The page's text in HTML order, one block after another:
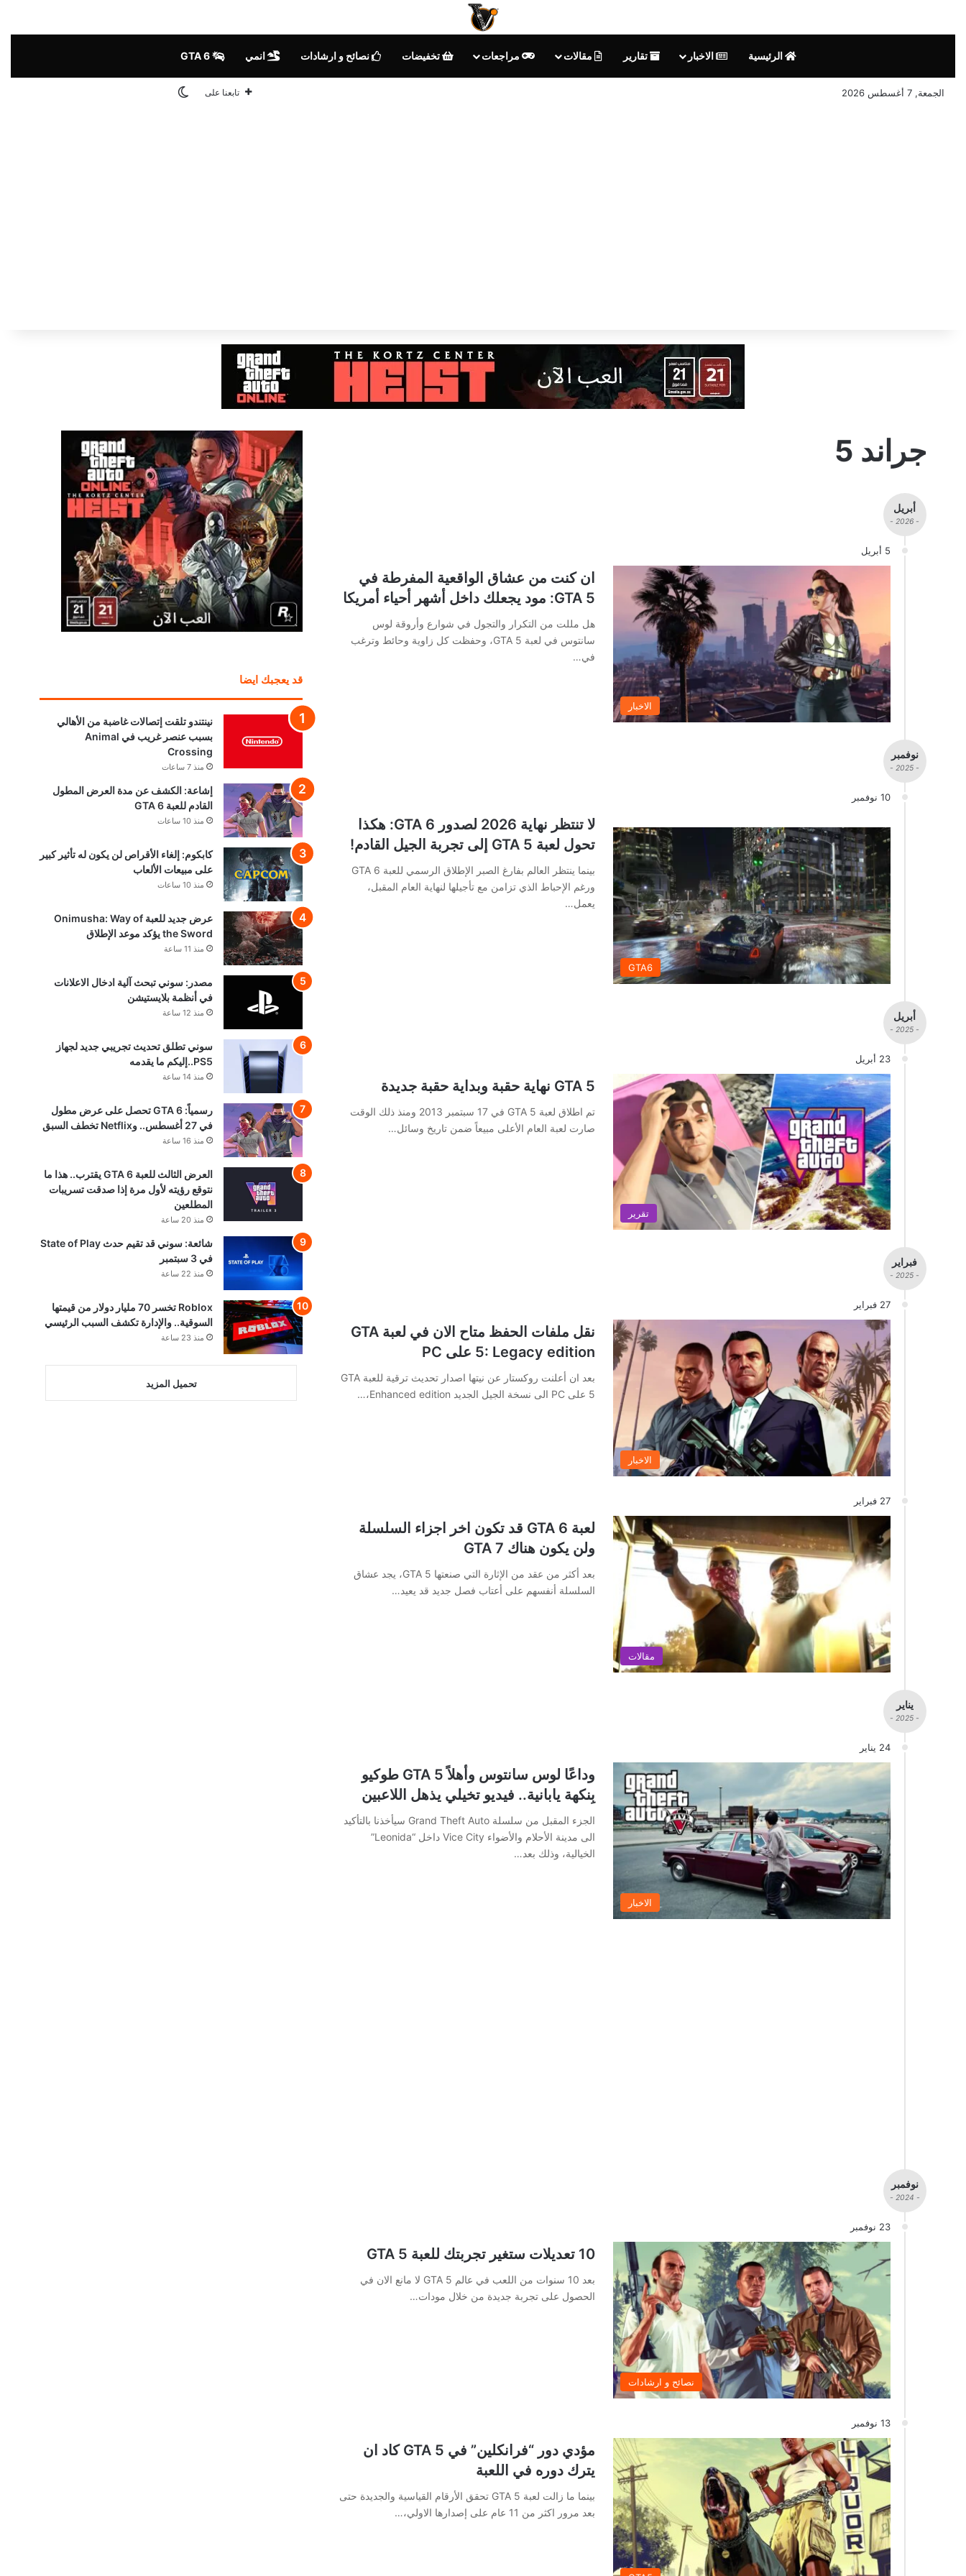
الرئيسية الاخبار تقارير مقالات مراجعات تخفيضات نصائح و ارشادات انمي
الجمعة, 7 أغسطس 2026 تابعنا على الوضع المظلم
جراند 5
أبريل
- 2026 -
5 أبريل
الاخبار
ان كنت من عشاق الواقعية المفرطة في
GTA 5: مود يجعلك داخل أشهر أحياء أمريكا
هل مللت من التكرار والتجول في شوارع وأروقة لوس
سانتوس في لعبة GTA 5، وحفظت كل زاوية وحائط وترغب
في…
نوفمبر
- 2025 -
10 نوفمبر
GTA6
لا تنتظر نهاية 2026 لصدور GTA 6: هكذا
تحول لعبة GTA 5 إلى تجربة الجيل القادم!
بينما ينتظر العالم بفارغ الصبر الإطلاق الرسمي للعبة GTA 6
ورغم الإحباط الذي تزامن مع تأجيلها لنهاية العام المقبل،
يعمل…
أبريل
- 2025 -
23 أبريل
تقرير
GTA 5 نهاية حقبة وبداية حقبة جديدة
تم اطلاق لعبة GTA 5 في 17 سبتمبر 2013 ومنذ ذلك الوقت
صارت لعبة العام الأعلى مبيعاً ضمن تاريخ وسائل…
فبراير
- 2025 -
27 فبراير
الاخبار
نقل ملفات الحفظ متاح الان في لعبة GTA
5: Legacy edition على PC
بعد ان أعلنت روكستار عن نيتها اصدار تحديث ترقية للعبة GTA
5 على PC الى نسخة الجيل الجديد Enhanced edition،…
27 فبراير
مقالات
لعبة GTA 6 قد تكون اخر اجزاء السلسلة
ولن يكون هناك GTA 7
بعد أكثر من عقد من الإثارة التي صنعتها GTA 5، يجد عشاق
السلسلة أنفسهم على أعتاب فصل جديد قد يعيد…
يناير
- 2025 -
24 يناير
الاخبار
وداعًا لوس سانتوس وأهلاً GTA 5 طوكيو
بِنكهة يابانية.. فيديو تخيلي يذهل اللاعبين
الجزء المقبل من سلسلة Grand Theft Auto سيأخذنا بالتأكيد
الى مدينة الأحلام والأضواء Vice City داخل “Leonida”
الخيالية، وذلك بعد…
نوفمبر
- 2024 -
23 نوفمبر
نصائح و ارشادات
10 تعديلات ستغير تجربتك للعبة GTA 5
بعد 10 سنوات من اللعب في عالم GTA 5 لا مانع الان في
الحصول على تجربة جديدة من خلال مودات…
13 نوفمبر
مؤدي دور “فرانكلين” في GTA 5 كاد ان
يترك دوره في اللعبة
بينما ما زالت لعبة GTA 5 تحقق الأرقام القياسية والجديدة حتى
بعد مرور اكثر من 11 عام على إصدارها الاولي،…
قد يعجبك ايضا
نينتندو تلقت إتصالات غاضبة من الأهالي
بسبب عنصر غريب في Animal
Crossing
منذ 7 ساعات
إشاعة: الكشف عن مدة العرض المطول
القادم للعبة GTA 6
منذ 10 ساعات
كابكوم: إلغاء الأقراص لن يكون له تأثير كبير
على مبيعات الألعاب
منذ 10 ساعات
عرض جديد للعبة Onimusha: Way of
the Sword يؤكد موعد الإطلاق
منذ 11 ساعة
مصدر: سوني تبحث آلية ادخال الاعلانات
في أنظمة بلايستيشن
منذ 12 ساعة
سوني تطلق تحديث تجريبي جديد لجهاز
PS5..إليكم ما يقدمه
منذ 14 ساعة
رسمياً: GTA 6 تحصل على عرض مطول
في 27 أغسطس.. وNetflix تخطف السبق
منذ 16 ساعة
العرض الثالث للعبة GTA 6 يقترب.. هذا ما
نتوقع رؤيته لأول مرة إذا صدقت تسريبات
المطلعين
منذ 20 ساعة
شائعة: سوني قد تقيم حدث State of Play
في 3 سبتمبر
منذ 22 ساعة
Roblox تخسر 70 مليار دولار من قيمتها
السوقية.. والإدارة تكشف السبب الرئيسي
منذ 23 ساعة
تحميل المزيد